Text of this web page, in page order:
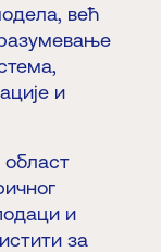
већ
и
и
за